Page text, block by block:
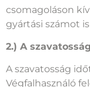
érdekében a
csomagoláson
A szavatosság